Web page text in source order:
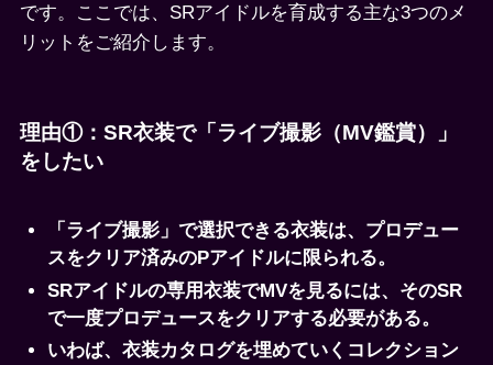
です。ここでは、SRアイドルを育成する主な3つのメ
リットをご紹介します。
理由①：SR衣装で「ライブ撮影（MV鑑賞）」
をしたい
「ライブ撮影」で選択できる衣装は、プロデュー
スをクリア済みのPアイドルに限られる。
SRアイドルの専用衣装でMVを見るには、そのSR
で一度プロデュースをクリアする必要がある。
いわば、衣装カタログを埋めていくコレクション